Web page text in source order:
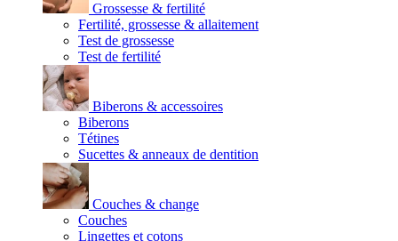
Grossesse & fertilité
Fertilité, grossesse & allaitement
Test de grossesse
Test de fertilité
Biberons & accessoires
Biberons
Tétines
Sucettes & anneaux de dentition
Couches & change
Couches
Lingettes et cotons